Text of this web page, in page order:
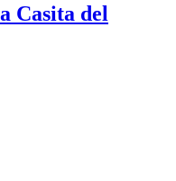
Casita del